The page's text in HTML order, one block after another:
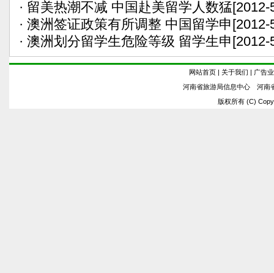
· 留美热潮不减 中国赴美留学人数猛[2012-
· 澳洲签证政策有所调整 中国留学申[2012-
· 澳洲划分留学生危险等级 留学生申[2012-
网站首页 | 关于我们 | 广告
河南省旅游局信息中心 河
版权所有 (C)